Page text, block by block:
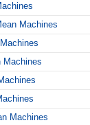
Machines
Machines
Machines